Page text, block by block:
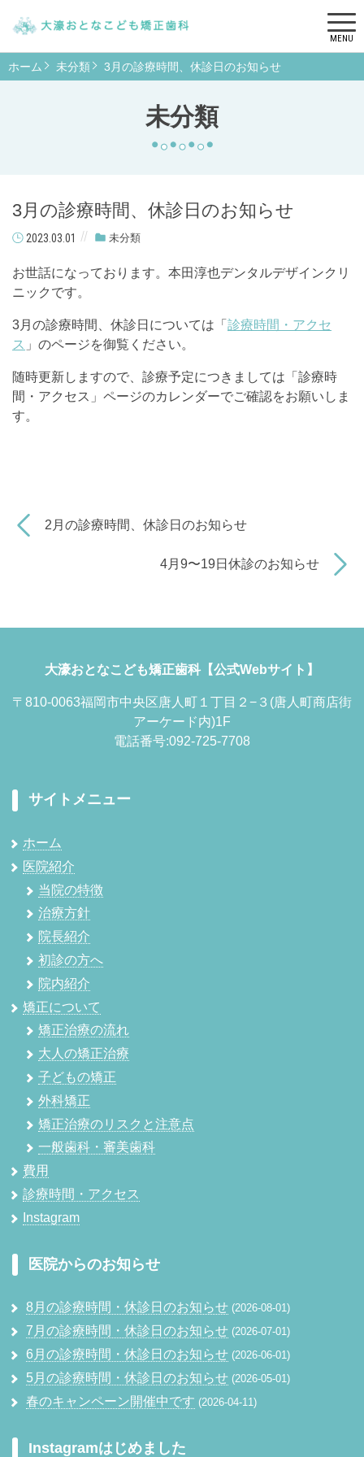
MENU
未分類
ホーム 未分類 3月の診療時間、休診日のお知らせ
3月の診療時間、休診日のお知らせ
2023.03.01 未分類
お世話になっております。本田淳也デンタルデザインクリ
ニックです。
3月の診療時間、休診日については「 診療時間・アクセ
ス 」のページを御覧ください。
随時更新しますので、診療予定につきましては「診療時
間・アクセス」ページのカレンダーでご確認をお願いしま
す。
2月の診療時間、休診日のお知らせ
4月9〜19日休診のお知らせ
大濠おとなこども矯正歯科【公式Webサイト】
〒810-0063福岡市中央区唐人町１丁目２−３(唐人町商店街
アーケード内)1F
電話番号:092-725-7708
サイトメニュー
ホーム
医院紹介
当院の特徴
治療方針
院長紹介
初診の方へ
院内紹介
矯正について
矯正治療の流れ
大人の矯正治療
子どもの矯正
外科矯正
矯正治療のリスクと注意点
一般歯科・審美歯科
費用
診療時間・アクセス
Instagram
医院からのお知らせ
8月の診療時間・休診日のお知らせ 2026-08-01
7月の診療時間・休診日のお知らせ 2026-07-01
6月の診療時間・休診日のお知らせ 2026-06-01
5月の診療時間・休診日のお知らせ 2026-05-01
春のキャンペーン開催中です 2026-04-11
Instagramはじめました